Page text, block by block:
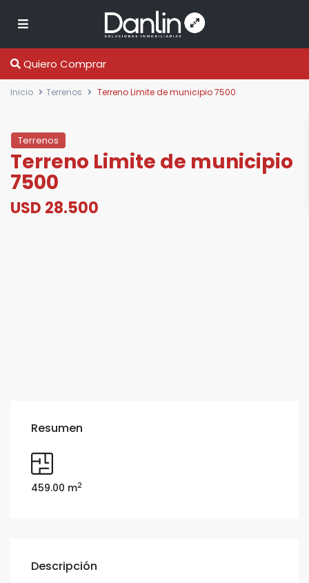
Quiero Comprar
Inicio Terrenos Terreno Limite de municipio 7500
Terrenos
Terreno Limite de municipio
7500
USD 28.500
Resumen
459.00 m2
Descripción